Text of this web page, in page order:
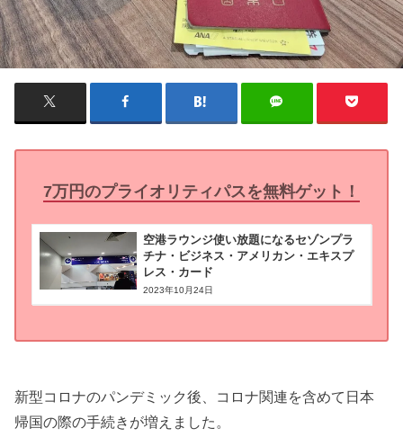
7万円のプライオリティパスを無料ゲット！
空港ラウンジ使い放題になるセゾンプラ
チナ・ビジネス・アメリカン・エキスプ
レス・カード
2023年10月24日
新型コロナのパンデミック後、コロナ関連を含めて日本
帰国の際の手続きが増えました。